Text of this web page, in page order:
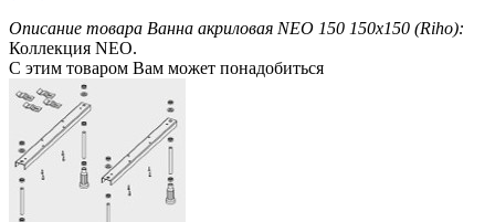
Описание товара Ванна акриловая NEO 150 150x150 (Riho):
Коллекция NEO.
С этим товаром Вам может понадобиться